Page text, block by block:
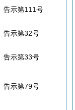
告示第111号
告示第32号
告示第33号
告示第79号